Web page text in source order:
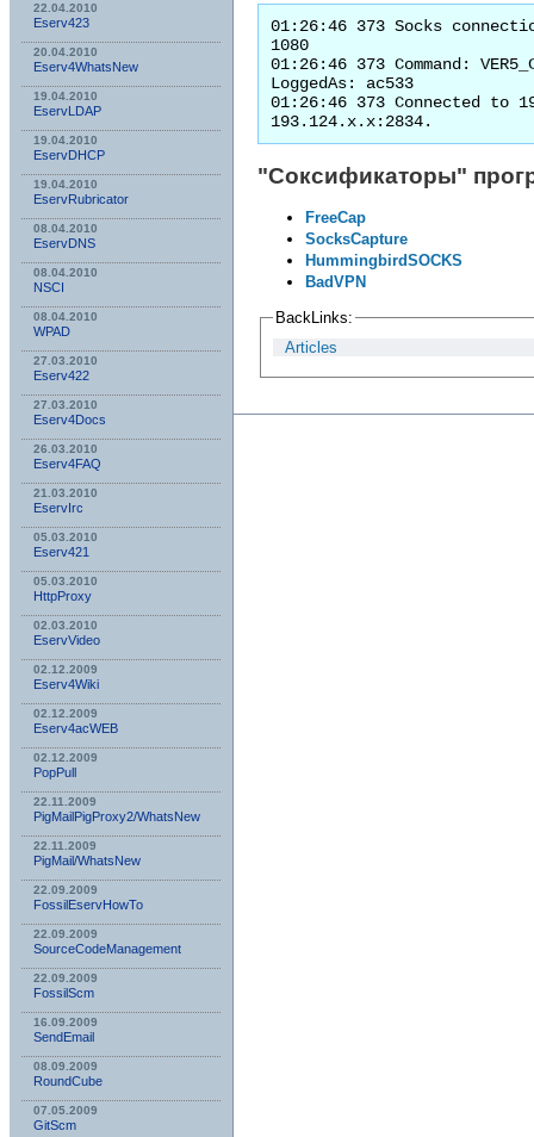
22.04.2010
Eserv423
20.04.2010
Eserv4WhatsNew
19.04.2010
EservLDAP
19.04.2010
EservDHCP
19.04.2010
EservRubricator
08.04.2010
EservDNS
08.04.2010
NSСI
08.04.2010
WPAD
27.03.2010
Eserv422
27.03.2010
Eserv4Docs
26.03.2010
Eserv4FAQ
21.03.2010
EservIrc
05.03.2010
Eserv421
05.03.2010
HttpProxy
02.03.2010
EservVideo
02.12.2009
Eserv4Wiki
02.12.2009
Eserv4acWEB
02.12.2009
PopPull
22.11.2009
PigMailPigProxy2/WhatsNew
22.11.2009
PigMail/WhatsNew
22.09.2009
FossilEservHowTo
22.09.2009
SourceCodeManagement
22.09.2009
FossilScm
16.09.2009
SendEmail
08.09.2009
RoundCube
07.05.2009
GitScm
01:26:46 373 Socks
1080
01:26:46 373 Command:
LoggedAs: ac533
01:26:46 373 Connected to
"Соксификаторы"
FreeCap
SocksCapture
HummingbirdSOCKS
BadVPN
BackLinks:
Articles